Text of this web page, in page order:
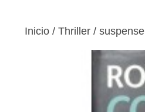
Inicio / Thriller / suspense